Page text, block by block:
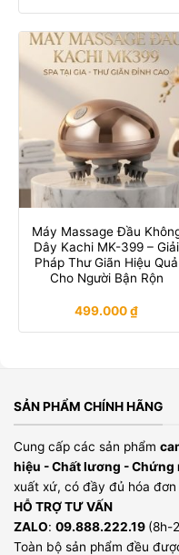
Máy Massage Đầu
Dây Kachi MK-399 – Giải
Pháp Thư Giãn Hiệu Quả
Cho Người Bận Rộn
499.000₫
SẢN PHẨM CHÍNH HÃNG
Cung cấp các sản phẩm
hiệu - Chất lương - Chứng
xuất xứ, có đầy đủ hóa đơn
HỖ TRỢ TƯ VẤN
ZALO: 09.888.222.19 (8h-
Toàn bộ sản phẩm đều